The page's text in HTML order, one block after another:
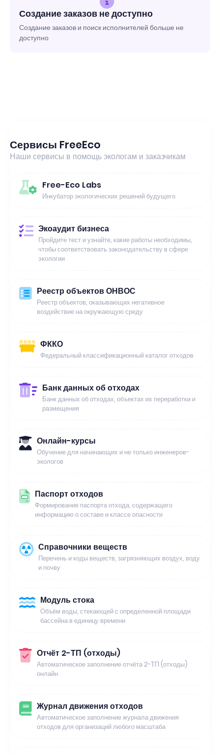
Создание заказов не доступно
Создание заказов и поиск исполнителей больше не
доступно
Сервисы FreeEco
Наши сервисы в помощь экологам и заказчикам
Free-Eco Labs
Инкубатор экологических решений будущего
Экоаудит бизнеса
Пройдите тест и узнайте, какие работы необходимы,
чтобы соответствовать законодательству в сфере
экологии
Реестр объектов ОНВОС
Реестр объектов, оказывающих негативное
воздействие на окружающую среду
ФККО
Федеральный классификационный каталог отходов
Банк данных об отходах
Банк данных об отходах, объектах их переработки и
размещения
Онлайн-курсы
Обучение для начинающих и не только инженеров-
экологов
Паспорт отходов
Формирование паспорта отхода, содержащего
информацию о составе и классе опасности
Справочники веществ
Перечень и коды веществ, загрязняющих воздух, воду
и почву
Модуль стока
Объём воды, стекающей с определенной площади
бассейна в единицу времени
Отчёт 2-ТП (отходы)
Автоматическое заполнение отчёта 2-ТП (отходы)
онлайн
Журнал движения отходов
Автоматическое заполнение журнала движения
отходов для организаций любого масштаба